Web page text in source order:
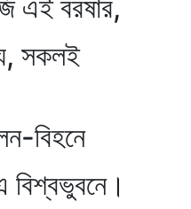
এই বরষার,
সকলই
বিহনে